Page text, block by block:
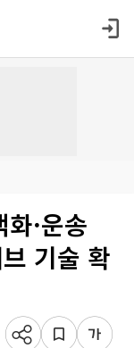
·운송
기술 확